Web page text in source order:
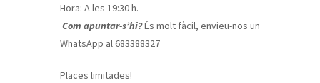
Hora: A les 19:30 h.
Com apuntar-s’hi?És molt fàcil, envieu-nos un
WhatsApp al 683388327
Places limitades!